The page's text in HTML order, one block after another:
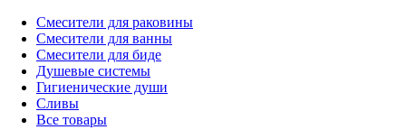
Смесители для раковины
Смесители для ванны
Смесители для биде
Душевые системы
Гигиенические души
Сливы
Все товары